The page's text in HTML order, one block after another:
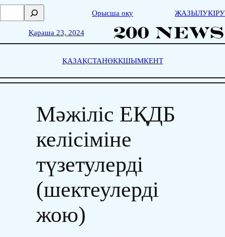
Skip
о
с
Орысша оқу ЖАЗЫЛУКІРУ
Қараша 23, 2024
ҚАЗАҚСТАНӨКҚШЫМКЕНТ
Мәжіліс ЕҚДБ
келісіміне
түзетулерді
(шектеулерді
жою)